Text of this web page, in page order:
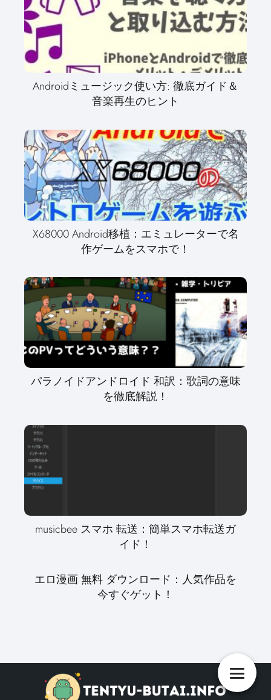
Androidミュージック使い方: 徹底ガイド＆
音楽再生のヒント
X68000 Android移植：エミュレーターで名
作ゲームをスマホで！
パラノイドアンドロイド 和訳：歌詞の意味
を徹底解説！
musicbee スマホ 転送：簡単スマホ転送ガ
イド！
エロ漫画 無料 ダウンロード：人気作品を
今すぐゲット！